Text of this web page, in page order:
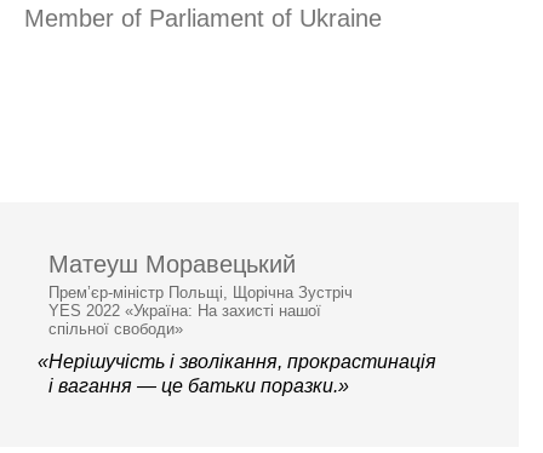
Member of Parliament of Ukraine
Матеуш Моравецький
Прем’єр-міністр Польщі, Щорічна Зустріч
YES 2022 «Україна: На захисті нашої
спільної свободи»
«Нерішучість і зволікання, прокрастинація
і вагання — це батьки поразки.»